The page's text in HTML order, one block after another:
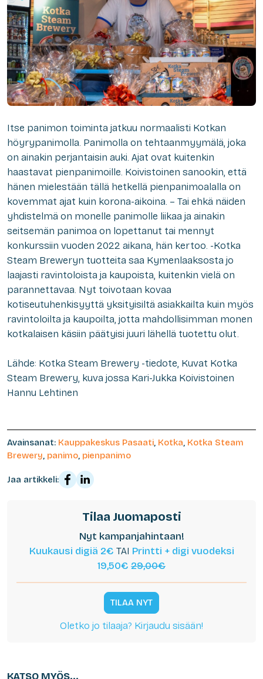
Itse panimon toiminta jatkuu normaalisti Kotkan
höyrypanimolla. Panimolla on tehtaanmyymälä, joka
on ainakin perjantaisin auki. Ajat ovat kuitenkin
haastavat pienpanimoille. Koivistoinen sanookin, että
hänen mielestään tällä hetkellä pienpanimoalalla on
kovemmat ajat kuin korona-aikoina. – Tai ehkä näiden
yhdistelmä on monelle panimolle liikaa ja ainakin
seitsemän panimoa on lopettanut tai mennyt
konkurssiin vuoden 2022 aikana, hän kertoo. -Kotka
Steam Breweryn tuotteita saa Kymenlaaksosta jo
laajasti ravintoloista ja kaupoista, kuitenkin vielä on
parannettavaa. Nyt toivotaan kovaa
kotiseutuhenkisyyttä yksityisiltä asiakkailta kuin myös
ravintoloilta ja kaupoilta, jotta mahdollisimman monen
kotkalaisen käsiin päätyisi juuri lähellä tuotettu olut.
Lähde: Kotka Steam Brewery -tiedote, Kuvat Kotka
Steam Brewery, kuva jossa Kari-Jukka Koivistoinen
Hannu Lehtinen
Avainsanat: Kauppakeskus Pasaati, Kotka, Kotka Steam
Brewery, panimo, pienpanimo
Jaa artikkeli:
Tilaa Juomaposti
Nyt kampanjahintaan!
Kuukausi digiä 2€ TAI Printti + digi vuodeksi
19,50€ 29,00€
TILAA NYT
Oletko jo tilaaja? Kirjaudu sisään!
KATSO MYÖS...